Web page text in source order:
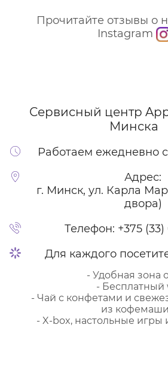
Прочитайте отзывы о
Instagram
Сервисный центр
Минска
Работаем ежедневно
Адрес:
г. Минск, ул. Карла
двора)
Телефон: +375
Для каждого
- Удобная зона
- Бесплатный
- Чай с конфетами и
из
- X-box, настольные игры